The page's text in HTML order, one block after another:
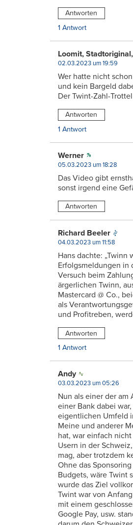
Antworten
1 Antwort
Loomit,
02.03.2023 um 19:59
Wer hatte nicht
und kein Bargeld
Der Twint-Zahl-
Antworten
1 Antwort
Werner
05.03.2023 um 18:28
Das Video gibt
sonst irgend eine
Antworten
Richard Beeler
04.03.2023 um 11:58
Hans dachte:
Erfolgsmeldungen in
Versuch beim
ärgerlichen Twinn,
Mastercard @ Co.,
als
und Profitreben,
Antworten
1 Antwort
Andy
03.03.2023 um 05:26
Nun als einer der
einer Bank dabei
eigentlichen Umfeld
Meine und anderer
hat, war einfach
Usern in der
mag, aber trotzdem
Ohne das
Budgets, wäre Twint
wurde das Ziel
Twint war von
mit einem
Google Pay, usw.